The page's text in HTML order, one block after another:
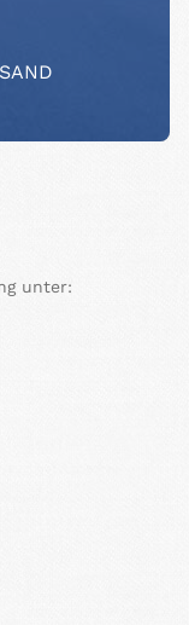
unter: